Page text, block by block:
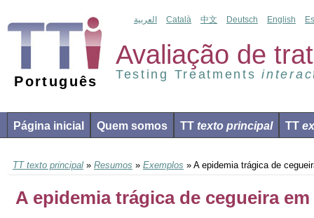
Português
Avaliação de
Testing Treatments
العربية Català 中文 Deutsch English
Página inicial Quem somos TT texto principal TT
TT texto principal » Resumos » Exemplos » A epidemia trágica de
A epidemia trágica de cegueira